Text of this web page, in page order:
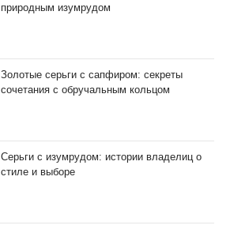
природным изумрудом
Золотые серьги с сапфиром: секреты
сочетания с обручальным кольцом
Серьги с изумрудом: истории владелиц о
стиле и выборе